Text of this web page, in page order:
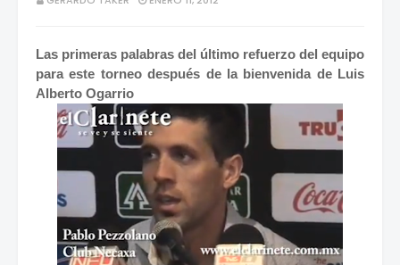
Las primeras palabras del último refuerzo del equipo
para este torneo después de la bienvenida de Luis
Alberto Ogarrio